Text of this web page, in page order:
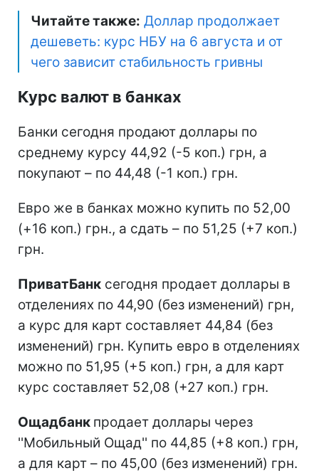
Читайте также: Доллар продолжает
дешеветь: курс НБУ на 6 августа и от
чего зависит стабильность гривны
Курс валют в банках
Банки сегодня продают доллары по
среднему курсу 44,92 (-5 коп.) грн, а
покупают – по 44,48 (-1 коп.) грн.
Евро же в банках можно купить по 52,00
(+16 коп.) грн., а сдать – по 51,25 (+7 коп.)
грн.
ПриватБанк сегодня продает доллары в
отделениях по 44,90 (без изменений) грн,
а курс для карт составляет 44,84 (без
изменений) грн. Купить евро в отделениях
можно по 51,95 (+5 коп.) грн, а для карт
курс составляет 52,08 (+27 коп.) грн.
Ощадбанк продает доллары через
''Мобильный Ощад'' по 44,85 (+8 коп.) грн,
а для карт – по 45,00 (без изменений) грн.